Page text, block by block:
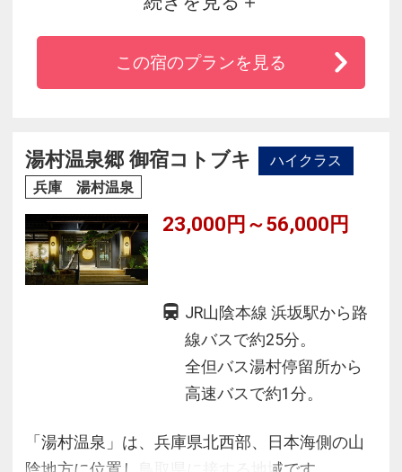
98度の豊富な自家源泉。
桃山文化の伝統を受継ぐお城の宿。
到着時の抹茶と和菓子のサービス、
ます。
この宿のプランを見る
湯村温泉郷 御宿コトブキ
ハイクラス
兵庫 湯村温泉
23,000円～56,000円
JR山陰本線 浜坂駅から路
線バスで約25分。
全但バス湯村停留所から
高速バスで約1分。
「湯村温泉」は、兵庫県北西部、日本海側の山